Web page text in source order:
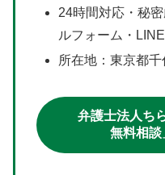
24時間対応・秘
ルフォーム・
所在地：東京都千
弁護士法人ち
無料相談